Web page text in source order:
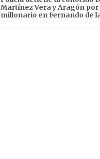
Martínez Vera y Aragón por
millonario en Fernando de